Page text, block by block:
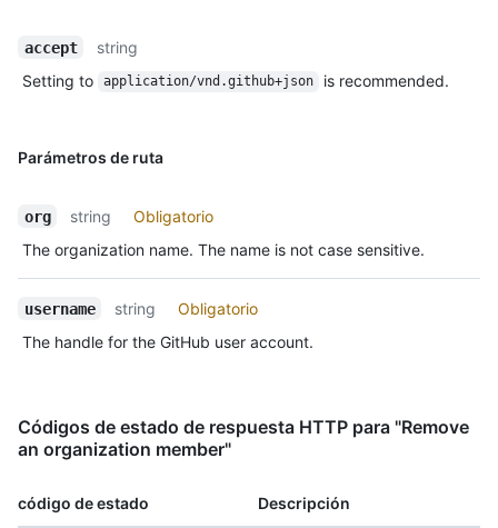
accept
string
Setting to
application/vnd.github+json is recommended.
Parámetros de ruta
org string
Obligatorio
The organization name. The name is not case sensitive.
username string
Obligatorio
The handle for the GitHub user account.
Códigos de estado de respuesta HTTP para "Remove
an organization member"
código de estado Descripción